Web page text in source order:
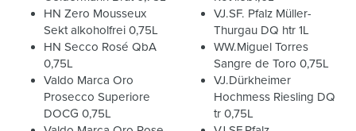
HN Zero Mousseux
Sekt alkoholfrei 0,75L
HN Secco Rosé QbA
0,75L
Valdo Marca Oro
Prosecco Superiore
DOCG 0,75L
VJ.SF. Pfalz Müller-
Thurgau DQ htr 1L
WW.Miguel Torres
Sangre de Toro 0,75L
VJ.Dürkheimer
Hochmess Riesling DQ
tr 0,75L